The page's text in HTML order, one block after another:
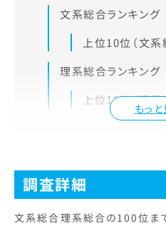
もっ
文系総合ランキング
上位10位（文系
理系総合ランキング
上位10位（理系
調査詳細
文系総合理系総合の100位ま